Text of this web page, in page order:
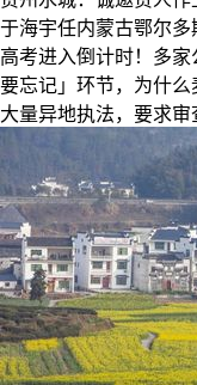
于海宇任内蒙古鄂尔多
高考进入倒计时！多
要忘记」环节，为什么
大量异地执法，要求审